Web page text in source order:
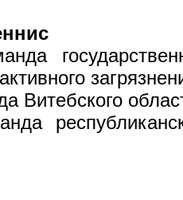
Витебского